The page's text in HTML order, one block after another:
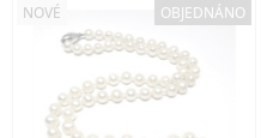
NOVÉ OBJEDNÁNO